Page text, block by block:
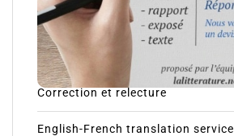
Correction et relecture
English-French translation service